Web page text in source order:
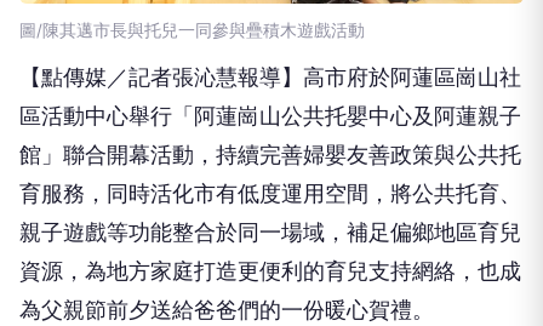
圖/陳其邁市長與托兒一同參與疊積木遊戲活動
【點傳媒／記者張沁慧報導】高市府於阿蓮區崗山社
區活動中心舉行「阿蓮崗山公共托嬰中心及阿蓮親子
館」聯合開幕活動，持續完善婦嬰友善政策與公共托
育服務，同時活化市有低度運用空間，將公共托育、
親子遊戲等功能整合於同一場域，補足偏鄉地區育兒
資源，為地方家庭打造更便利的育兒支持網絡，也成
為父親節前夕送給爸爸們的一份暖心賀禮。